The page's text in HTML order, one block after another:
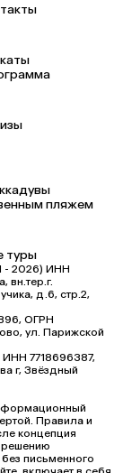
пляжем
туры
- 2026) ИНН
вн.тер.г.
д.6, стр.2,
ОГРН
ул. Парижской
7718696387,
г, Звёздный
Правила и
концепция
решению
письменного